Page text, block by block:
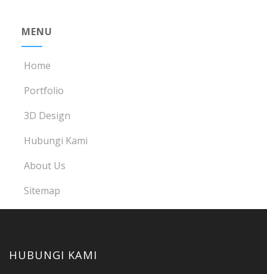
MENU
Home
Portfolio
3D Design
Hubungi Kami
About Us
Sitemap
HUBUNGI KAMI